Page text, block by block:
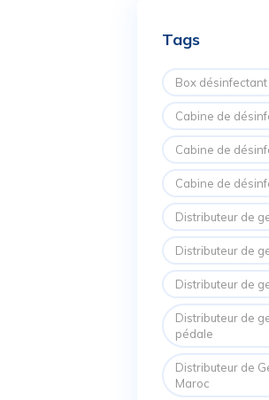
Tags
Box désinfectant
Cabine de
Cabine de
Cabine de
Distributeur de
Distributeur de
Distributeur de
Distributeur de
pédale
Distributeur de
Maroc